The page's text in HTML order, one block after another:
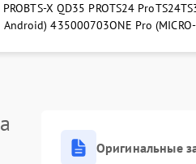
BTS-X QD35 PROTS24 ProTS24
Android) 435000703ONE Pro
Оригинальные